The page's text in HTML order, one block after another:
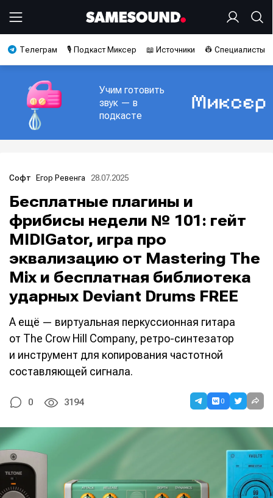
Телеграм 🎙️ Подкаст Миксер 📖 Источники 👷 Специалисты
Учим готовить
звук — в
подкасте
Софт Егор Ревенга 28.07.2025
Бесплатные плагины и
фрибисы недели № 101: гейт
MIDIGator, игра про
эквализацию от Mastering The
Mix и бесплатная библиотека
ударных Deviant Drums FREE
А ещё — виртуальная перкуссионная гитара
от The Crow Hill Company, ретро-синтезатор
и инструмент для копирования частотной
составляющей сигнала.
0 3194 0